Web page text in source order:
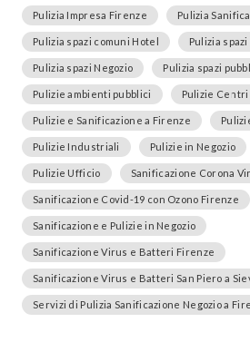
Pulizia Impresa Firenze Pulizia
Pulizia spazi comuni Hotel Pulizia
Pulizia spazi Negozio Pulizia spazi
Pulizie ambienti pubblici Pulizie
Pulizie e Sanificazione a Firenze
Pulizie Industriali Pulizie in Negozio
Pulizie Ufficio Sanificazione Corona
Sanificazione Covid-19 con Ozono Firenze
Sanificazione e Pulizie in Negozio
Sanificazione Virus e Batteri Firenze
Sanificazione Virus e Batteri San Piero a
Servizi di Pulizia Sanificazione Negozio a